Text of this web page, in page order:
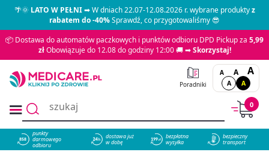
🌴🌞LATO W PEŁNI➡ W dniach 22.07-12.08.2026 r. wybrane produktyz
rabatem do -40%Sprawdź, co przygotowaliśmy 😎
📦 Dostawa do automatów paczkowych i punktów odbioru DPD Pickup za 5,99
złObowiązuje do 12.08 do godziny 12:00 🚚 ➡Skorzystaj!
Poradniki
A A A
A A
0
858
punkty
darmowego
odbioru
dostawa już
w dobę
bezpłatna
wysyłka
bezpieczny
transport